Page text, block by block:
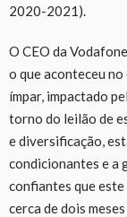
2020-2021).
O CEO da
o que aconteceu
ímpar, impactado
torno do leilão de
e diversificação,
condicionantes e a
confiantes que
cerca de dois